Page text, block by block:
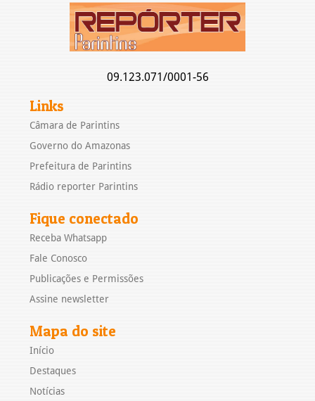
09.123.071/0001-56
Links
Câmara de Parintins
Governo do Amazonas
Prefeitura de Parintins
Rádio reporter Parintins
Fique conectado
Receba Whatsapp
Fale Conosco
Publicações e Permissões
Assine newsletter
Mapa do site
Início
Destaques
Notícias